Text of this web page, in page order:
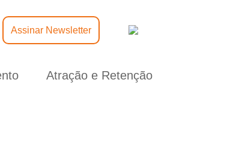
Assinar Newsletter
Atração e Retenção